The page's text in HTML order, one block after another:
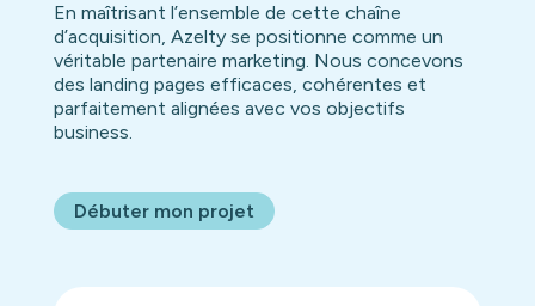
En maîtrisant l’ensemble de cette chaîne
d’acquisition, Azelty se positionne comme un
véritable partenaire marketing. Nous concevons
des landing pages efficaces, cohérentes et
parfaitement alignées avec vos objectifs
business.
Débuter mon projet